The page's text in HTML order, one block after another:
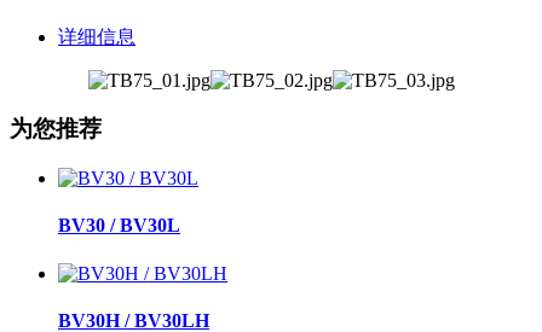
详细信息
为您推荐
BV30 / BV30L
BV30H / BV30LH